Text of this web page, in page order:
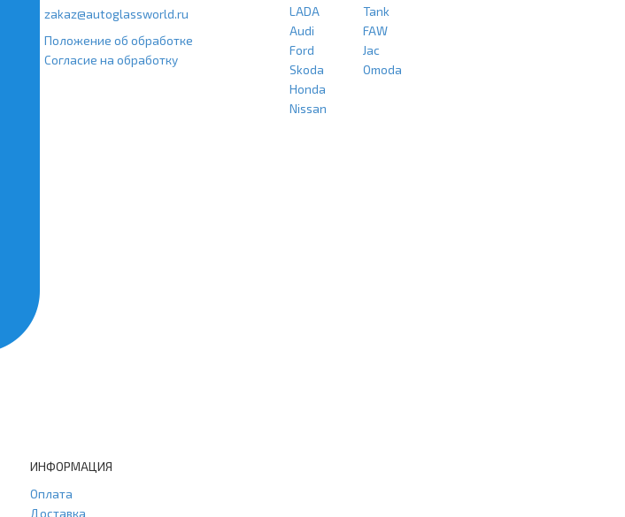
zakaz@autoglassworld.ru
Положение об обработке
Согласие на обработку
LADA
Audi
Ford
Skoda
Honda
Nissan
Tank
FAW
Jac
Omoda
ИНФОРМАЦИЯ
Оплата
Доставка